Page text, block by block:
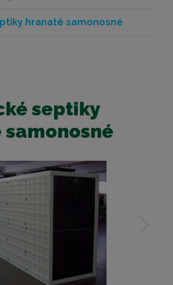
septiky
hranaté samonosné